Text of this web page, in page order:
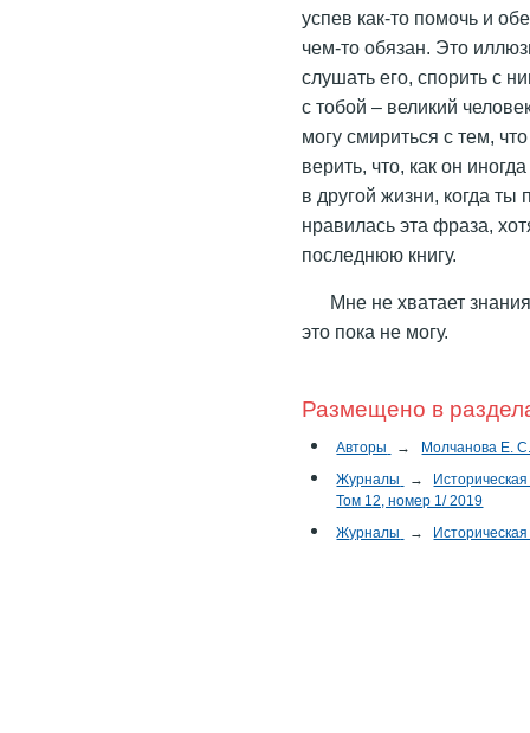
успев как-то помочь и
чем-то обязан. Это
слушать его, спорить с
с тобой – великий
могу смириться с тем,
верить, что, как он
в другой жизни, когда
нравилась эта фраза,
последнюю книгу.
Мне не хватает
это пока не могу.
Размещено в
Авторы →
Молчанова Е.
Журналы
→
Том 12, номер 1/ 2019
Журналы
→